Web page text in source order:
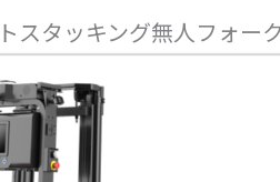
スタッキング無人フォー